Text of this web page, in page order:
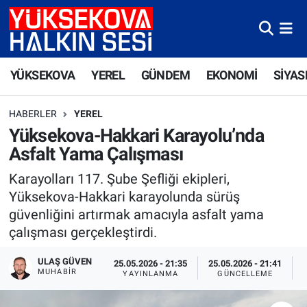
YÜKSEKOVA YEREL GÜNDEM EKONOMİ
HABERLER YEREL
Yüksekova-Hakkari Karayolu’nda
Asfalt Yama Çalışması
Karayolları 117. Şube Şefliği ekipleri,
Yüksekova-Hakkari karayolunda sürüş
güvenliğini artırmak amacıyla asfalt yama
çalışması gerçekleştirdi.
ULAŞ GÜVEN
MUHABIR
25.05.2026 - 21:35
YAYINLANMA
25.05.2026 - 21:41
GÜNCELLEME
Yüksekova Nöbetçi Eczaneler
Süper Lig Puan Durumu ve Fikstür
Tüm Manşetler
Son Dakika Haberleri
Haber Arşivi